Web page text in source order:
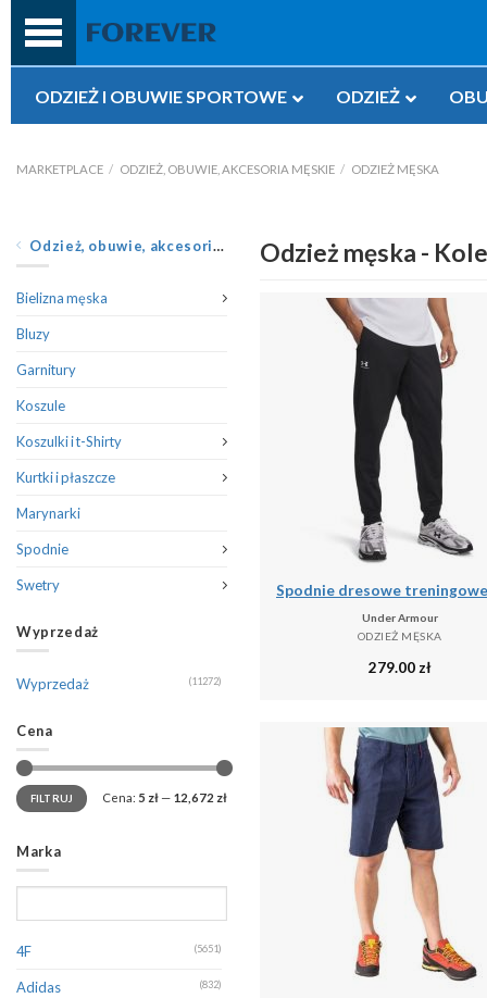
treści
ODZIEŻ I OBUWIE SPORTOWE ODZIEŻ
MARKETPLACE / ODZIEŻ, OBUWIE, AKCESORIA MĘSKIE / ODZIEŻ MĘSKA
Odzież, obuwie, akcesoria męskie
Bielizna męska
Bluzy
Garnitury
Koszule
Koszulki i t-Shirty
Kurtki i płaszcze
Marynarki
Spodnie
Swetry
Wyprzedaż
Wyprzedaż (11272)
Cena
FILTRUJ Cena: 5 zł — 12,672 zł
Marka
4F (5651)
Adidas (832)
Odzież męska -
Under Armour
ODZIEŻ MĘSKA
279.00 zł